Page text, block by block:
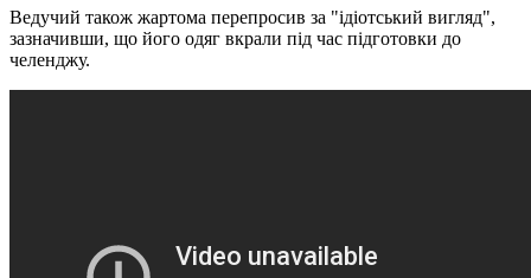
Ведучий також жартома перепросив за "ідіотський вигляд",
зазначивши, що його одяг вкрали під час підготовки до
челенджу.